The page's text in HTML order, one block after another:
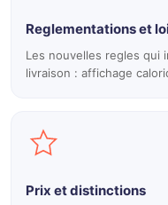
Reglementations et
Les nouvelles regles qui
livraison : affichage
Prix et distinctions